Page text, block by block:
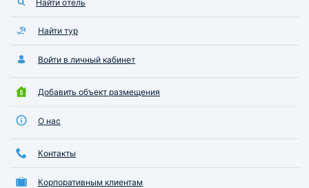
Найти отель
Найти тур
Войти в личный кабинет
Добавить объект размещения
О нас
Контакты
Корпоративным клиентам